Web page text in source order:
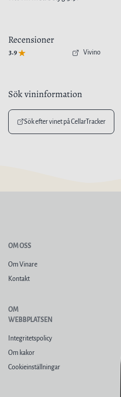
Recensioner
3.9 Vivino
Sök vininformation
Sök efter vinet på CellarTracker
OM OSS
Om Vinare
Kontakt
OM
WEBBPLATSEN
Integritetspolicy
Om kakor
Cookieinställningar